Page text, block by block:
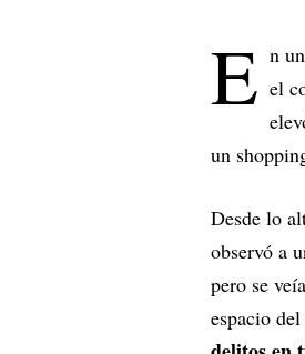
E n
el
un
Desde lo
observó a
pero se
espacio